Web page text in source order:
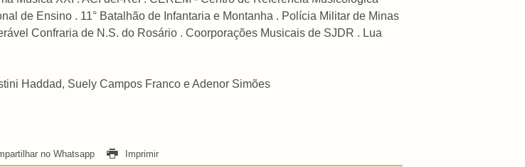
de Ensino . 11° Batalhão de Infantaria e Montanha . Polícia Militar de Minas
Confraria de N.S. do Rosário . Coorporações Musicais de SJDR . Lua
Haddad, Suely Campos Franco e Adenor Simões
no Whatsapp Imprimir